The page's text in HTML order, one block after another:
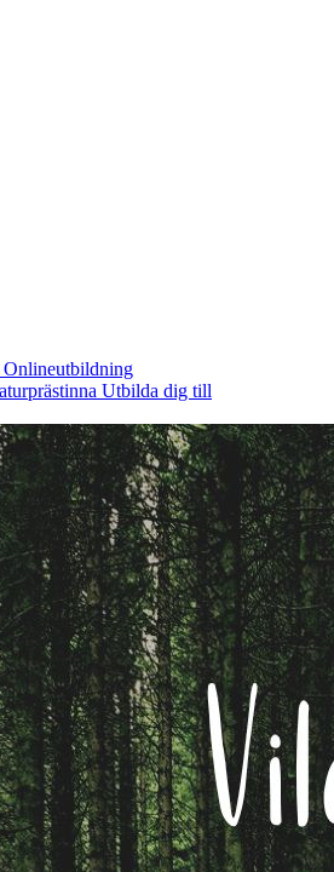
Onlineutbildning
Utbilda dig till